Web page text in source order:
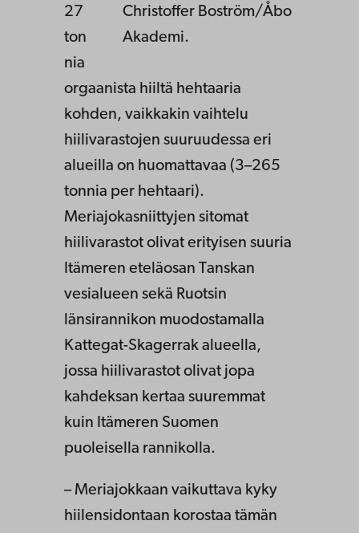
Christoffer Boström/Åbo
Akademi.
27
ton
nia
orgaanista hiiltä hehtaaria
kohden, vaikkakin vaihtelu
hiilivarastojen suuruudessa eri
alueilla on huomattavaa (3–265
tonnia per hehtaari).
Meriajokasniittyjen sitomat
hiilivarastot olivat erityisen suuria
Itämeren eteläosan Tanskan
vesialueen sekä Ruotsin
länsirannikon muodostamalla
Kattegat-Skagerrak alueella,
jossa hiilivarastot olivat jopa
kahdeksan kertaa suuremmat
kuin Itämeren Suomen
puoleisella rannikolla.
– Meriajokkaan vaikuttava kyky
hiilensidontaan korostaa tämän